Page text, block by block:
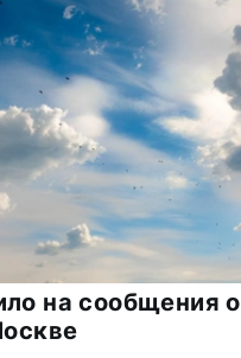
на сообщения о